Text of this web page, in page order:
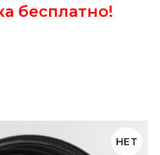
бесплатно!
НЕТ